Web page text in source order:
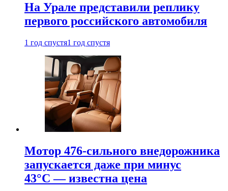
На Урале представили реплику
первого российского автомобиля
1 год спустя1 год спустя
Мотор 476-сильного внедорожника
запускается даже при минус
43°С — известна цена